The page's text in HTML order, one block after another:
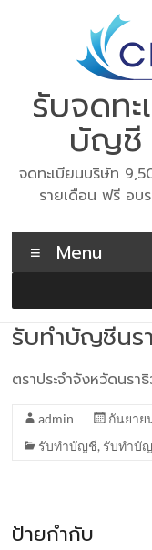
รับจดท
บัญชี
จดทะเบียนบริษัท
รายเดือน ฟรี อบ
Menu
รับทำบัญชีนร
ตราประจำจังหวัดนร
admin
กันยาย
รับทำบัญชี, รับทำบั
ป้ายกำกับ